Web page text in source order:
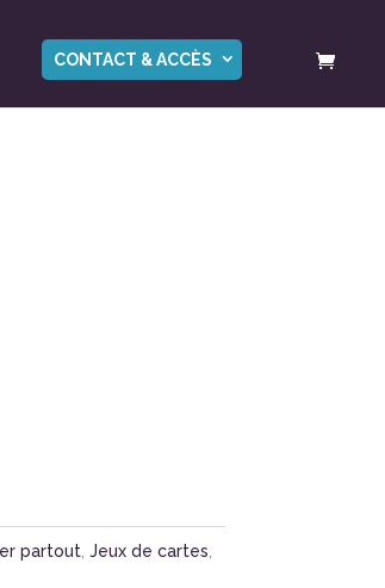
CONTACT & ACCÈS
partout, Jeux de cartes,